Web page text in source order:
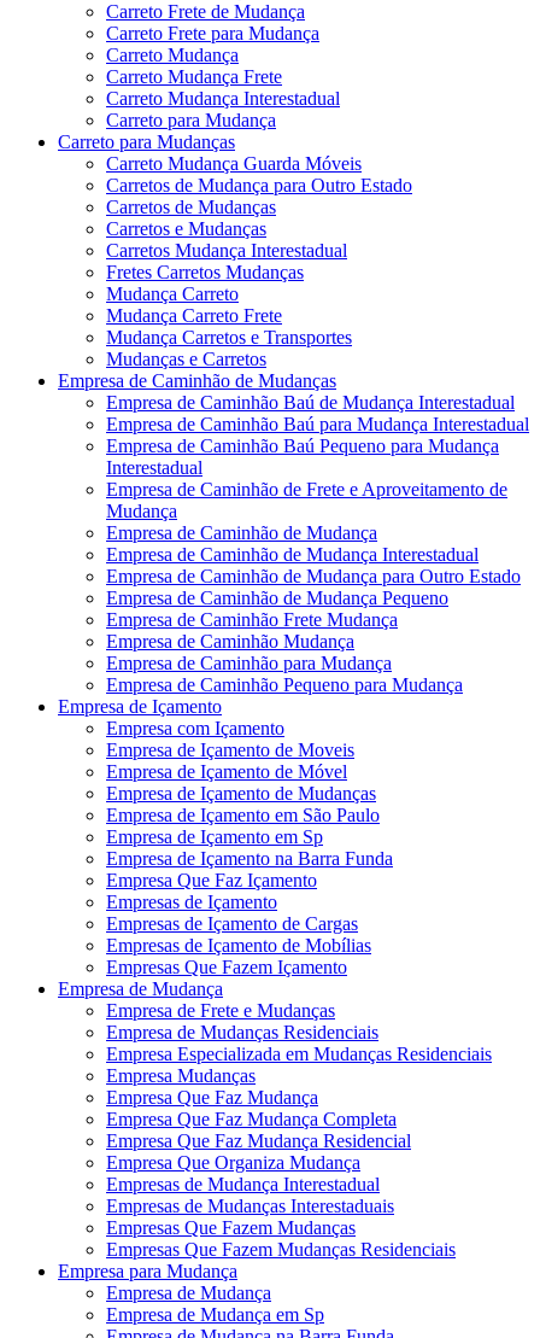
Carreto Frete de Mudança
Carreto Frete para Mudança
Carreto Mudança
Carreto Mudança Frete
Carreto Mudança Interestadual
Carreto para Mudança
Carreto para Mudanças
Carreto Mudança Guarda Móveis
Carretos de Mudança para Outro Estado
Carretos de Mudanças
Carretos e Mudanças
Carretos Mudança Interestadual
Fretes Carretos Mudanças
Mudança Carreto
Mudança Carreto Frete
Mudança Carretos e Transportes
Mudanças e Carretos
Empresa de Caminhão de Mudanças
Empresa de Caminhão Baú de Mudança Interestadual
Empresa de Caminhão Baú para Mudança Interestadual
Empresa de Caminhão Baú Pequeno para Mudança
Interestadual
Empresa de Caminhão de Frete e Aproveitamento de
Mudança
Empresa de Caminhão de Mudança
Empresa de Caminhão de Mudança Interestadual
Empresa de Caminhão de Mudança para Outro Estado
Empresa de Caminhão de Mudança Pequeno
Empresa de Caminhão Frete Mudança
Empresa de Caminhão Mudança
Empresa de Caminhão para Mudança
Empresa de Caminhão Pequeno para Mudança
Empresa de Içamento
Empresa com Içamento
Empresa de Içamento de Moveis
Empresa de Içamento de Móvel
Empresa de Içamento de Mudanças
Empresa de Içamento em São Paulo
Empresa de Içamento em Sp
Empresa de Içamento na Barra Funda
Empresa Que Faz Içamento
Empresas de Içamento
Empresas de Içamento de Cargas
Empresas de Içamento de Mobílias
Empresas Que Fazem Içamento
Empresa de Mudança
Empresa de Frete e Mudanças
Empresa de Mudanças Residenciais
Empresa Especializada em Mudanças Residenciais
Empresa Mudanças
Empresa Que Faz Mudança
Empresa Que Faz Mudança Completa
Empresa Que Faz Mudança Residencial
Empresa Que Organiza Mudança
Empresas de Mudança Interestadual
Empresas de Mudanças Interestaduais
Empresas Que Fazem Mudanças
Empresas Que Fazem Mudanças Residenciais
Empresa para Mudança
Empresa de Mudança
Empresa de Mudança em Sp